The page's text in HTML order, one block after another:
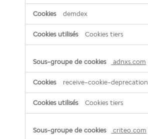
demdex
Cookies tiers
adnxs.com
receive-cookie-deprecation
Cookies tiers
criteo.com